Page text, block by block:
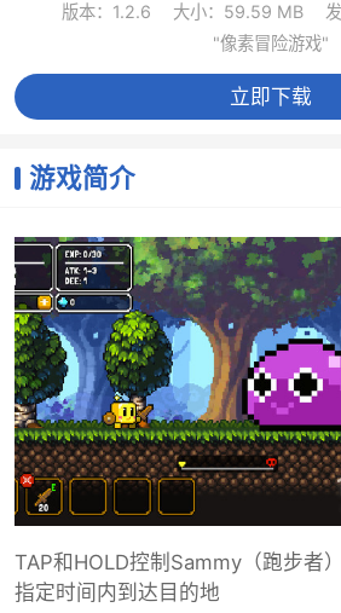
版本：1.2.6 大小：59.59 MB
"像素冒险游戏"
立即下载
游戏简介
TAP和HOLD控制Sammy（跑步者
指定时间内到达目的地